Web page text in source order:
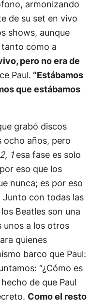
armonizando
de su set en vivo
shows, aunque
tanto como a
pero no era de
Paul. “Estábamos
que estábamos
grabó discos
ocho años, pero
1esa fase es solo
eso que los
nunca; es por eso
Junto con todas las
Beatles son una
unos a los otros
quienes
barco que Paul:
“¿Cómo es
de que Paul
Como el resto